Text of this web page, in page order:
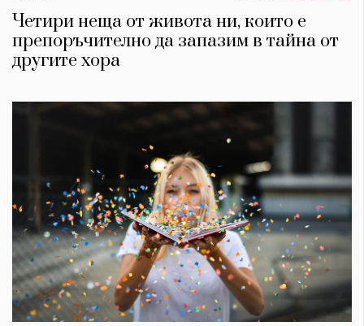
Четири неща от живота ни, които е
препоръчително да запазим в тайна от
другите хора